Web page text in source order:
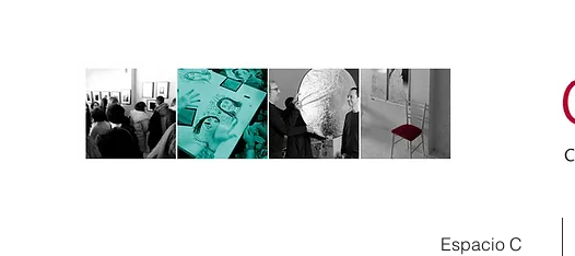
Espacio C